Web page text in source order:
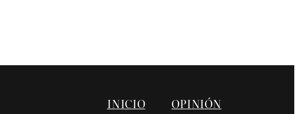
INICIO
OPINIÓN